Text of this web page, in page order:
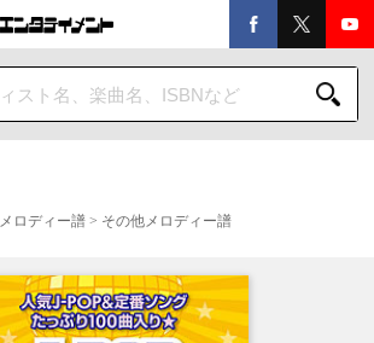
メロディー譜 > その他メロディー譜